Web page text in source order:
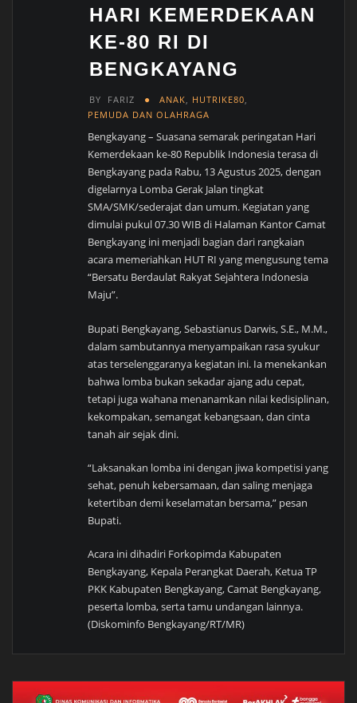
HARI KEMERDEKAAN
KE-80 RI DI
BENGKAYANG
BY FARIZ ANAK HUTRIKE80
PEMUDA DAN OLAHRAGA
Bengkayang – Suasana semarak peringatan Hari
Kemerdekaan ke-80 Republik Indonesia terasa di
Bengkayang pada Rabu, 13 Agustus 2025, dengan
digelarnya Lomba Gerak Jalan tingkat
SMA/SMK/sederajat dan umum. Kegiatan yang
dimulai pukul 07.30 WIB di Halaman Kantor Camat
Bengkayang ini menjadi bagian dari rangkaian
acara memeriahkan HUT RI yang mengusung tema
“Bersatu Berdaulat Rakyat Sejahtera Indonesia
Maju”.
Bupati Bengkayang, Sebastianus Darwis, S.E., M.M.,
dalam sambutannya menyampaikan rasa syukur
atas terselenggaranya kegiatan ini. Ia menekankan
bahwa lomba bukan sekadar ajang adu cepat,
tetapi juga wahana menanamkan nilai kedisiplinan,
kekompakan, semangat kebangsaan, dan cinta
tanah air sejak dini.
“Laksanakan lomba ini dengan jiwa kompetisi yang
sehat, penuh kebersamaan, dan saling menjaga
ketertiban demi keselamatan bersama,” pesan
Bupati.
Acara ini dihadiri Forkopimda Kabupaten
Bengkayang, Kepala Perangkat Daerah, Ketua TP
PKK Kabupaten Bengkayang, Camat Bengkayang,
peserta lomba, serta tamu undangan lainnya.
(Diskominfo Bengkayang/RT/MR)